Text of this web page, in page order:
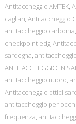
Antitaccheggio AMTEK,
cagliari, Antitaccheggio
antitaccheggio carbonia,
checkpoint edg,
sardegna,
ANTITACCHEGGIO IN
antitaccheggio nuoro,
Antitaccheggio ottici
antitaccheggio per
frequenza,